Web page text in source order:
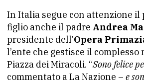
In Italia segue con attenzione il
figlio anche il padre Andrea
presidente dell’Opera
l’ente che gestisce il
Piazza dei Miracoli. “Sono felice
commentato a La Nazione – e